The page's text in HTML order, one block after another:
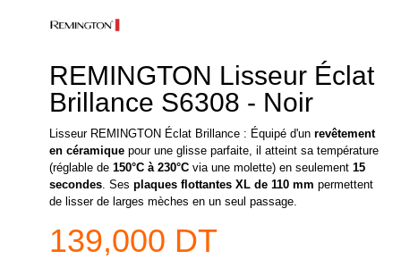
REMINGTON Lisseur Éclat
Brillance S6308 - Noir
Lisseur REMINGTON Éclat Brillance : Équipé d'un revêtement
en céramique pour une glisse parfaite, il atteint sa température
(réglable de 150°C à 230°C via une molette) en seulement 15
secondes . Ses plaques flottantes XL de 110 mm permettent
de lisser de larges mèches en un seul passage.
139,000 DT